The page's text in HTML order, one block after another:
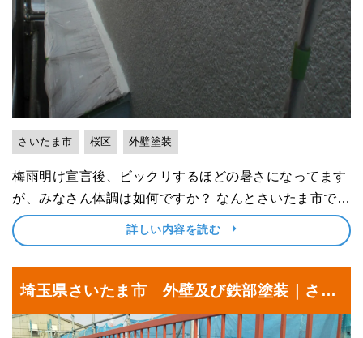
さいたま市 桜区 外壁塗装
梅雨明け宣言後、ビックリするほどの暑さになってます
が、みなさん体調は如何ですか？ なんとさいたま市でも
34度にもなって、私どもも額から止めどなく汗が流れて
おりました（笑） ちなみに、さいたま美装の職人もある
意味”肉体労働”ですから、熱中症対策には細心の配慮
を･･･
詳しい内容を読む
埼玉県さいたま市 外壁及び鉄部塗装｜さい
たま市見沼区の某工場にて塗り替えリフォー